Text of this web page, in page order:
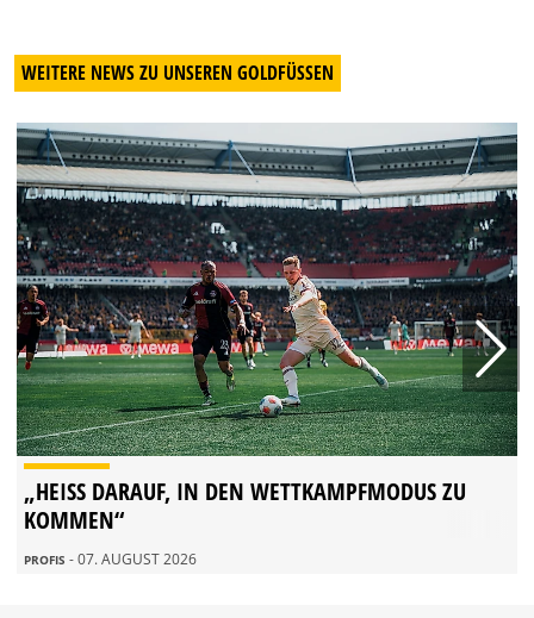
WEITERE NEWS ZU UNSEREN GOLDFÜSSEN
„HEISS DARAUF, IN DEN WETTKAMPFMODUS ZU K
OMMEN“
PROFIS - 07. AUGUST 2026